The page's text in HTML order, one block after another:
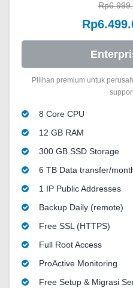
Pilihan premium untuk
8 Core CPU
12 GB RAM
300 GB SSD Storage
6 TB Data transfer/
1 IP Public Addresses
Backup Daily (remote)
Free SSL (HTTPS)
Full Root Access
ProActive Monitoring
Free Setup & Migrasi